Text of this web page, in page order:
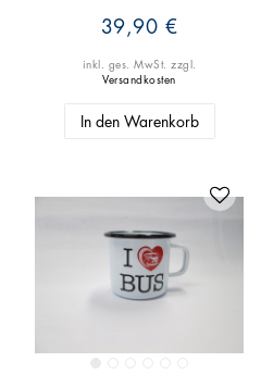
39,90 €
inkl. ges. MwSt. zzgl.
Versandkosten
In den Warenkorb